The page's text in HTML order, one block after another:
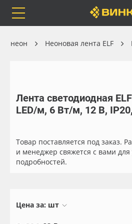
Каталог
Бренды
Оплата
Весь каталог
Самоклеящиеся плёнки
Чернила
неон Неоновая лента ELF
Лента светодиодная
LED/м, 6 Вт/м, 12 В,
Товар поставляется под заказ.
и менеджер свяжется с вами для
подробностей.
Цена за: шт